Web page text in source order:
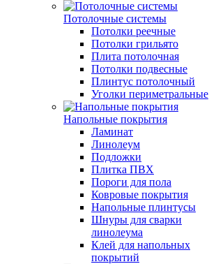
Потолочные системы
Потолки реечные
Потолки грильято
Плита потолочная
Потолки подвесные
Плинтус потолочный
Уголки периметральные
Напольные покрытия
Ламинат
Линолеум
Подложки
Плитка ПВХ
Пороги для пола
Ковровые покрытия
Напольные плинтусы
Шнуры для сварки
линолеума
Клей для напольных
покрытий